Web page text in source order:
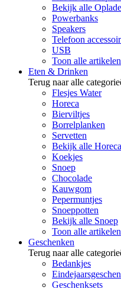
Bekijk alle
Powerbanks
Speakers
Telefoon
USB
Toon alle artikelen
Eten & Drinken
Terug naar alle
Flesjes Water
Horeca
Bierviltjes
Borrelplanken
Servetten
Bekijk alle Horeca
Koekjes
Snoep
Chocolade
Kauwgom
Pepermuntjes
Snoeppotten
Bekijk alle Snoep
Toon alle artikelen
Geschenken
Terug naar alle
Bedankjes
Geschenksets